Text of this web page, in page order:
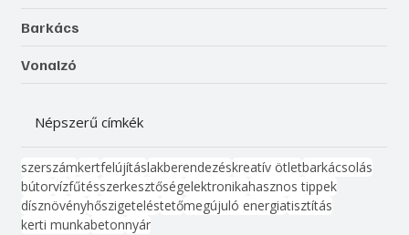
Barkács
Vonalzó
Népszerű címkék
szerszámkertfelújításlakberendezéskreatív ötletbarkácsolás
bútorvízfűtésszerkesztőségelektronikahasznos tippek
dísznövényhőszigeteléstetőmegújuló energiatisztítás
kerti munkabetonnyár